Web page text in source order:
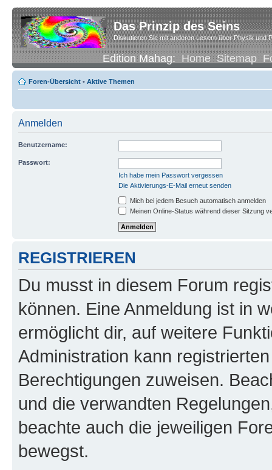
Das Prinzip des Seins
Diskutieren Sie mit anderen Lesern über Physik und
Edition Mahag:Home Sitemap
Foren-Übersicht • Aktive Themen
Anmelden
Benutzername:
Passwort:
Ich habe mein Passwort vergessen
Die Aktivierungs-E-Mail erneut senden
Mich bei jedem Besuch automatisch anmelden
Meinen Online-Status während dieser Sitzung
REGISTRIEREN
Du musst in diesem Forum
können. Eine Anmeldung ist in
ermöglicht dir, auf weitere
Administration kann
Berechtigungen zuweisen.
und die verwandten
beachte auch die jeweiligen
bewegst.